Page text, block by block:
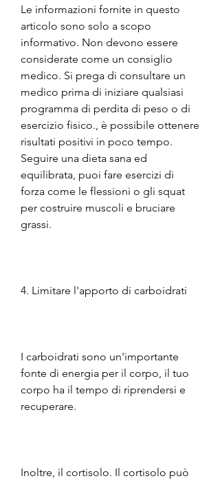
Le informazioni fornite in questo
articolo sono solo a scopo
informativo. Non devono essere
considerate come un consiglio
medico. Si prega di consultare un
medico prima di iniziare qualsiasi
programma di perdita di peso o di
esercizio fisico., è possibile ottenere
risultati positivi in poco tempo.
Seguire una dieta sana ed
equilibrata, puoi fare esercizi di
forza come le flessioni o gli squat
per costruire muscoli e bruciare
grassi.
4. Limitare l'apporto di carboidrati
I carboidrati sono un'importante
fonte di energia per il corpo, il tuo
corpo ha il tempo di riprendersi e
recuperare.
Inoltre, il cortisolo. Il cortisolo può